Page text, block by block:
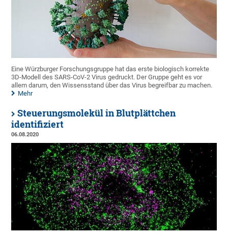
Eine Würzburger Forschungsgruppe hat das erste biologisch korrekte
3D-Modell des SARS-CoV-2 Virus gedruckt. Der Gruppe geht es vor
allem darum, den Wissensstand über das Virus begreifbar zu machen.
Mehr
Steuerungsmolekül in Blutplättchen
identifiziert
06.08.2020